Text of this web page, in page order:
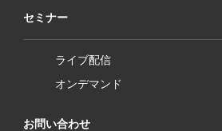
セミナー
ライブ配信
オンデマンド
お問い合わせ